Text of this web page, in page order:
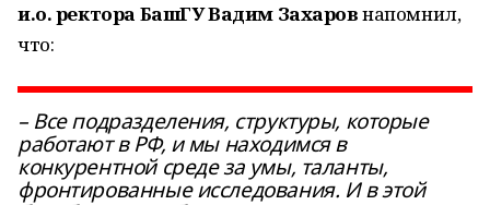
и.о. ректора БашГУ Вадим Захаровнапомнил,
что:
– Все подразделения, структуры, которые
работают в РФ, и мы находимся в
конкурентной среде за умы, таланты,
фронтированные исследования. И в этой